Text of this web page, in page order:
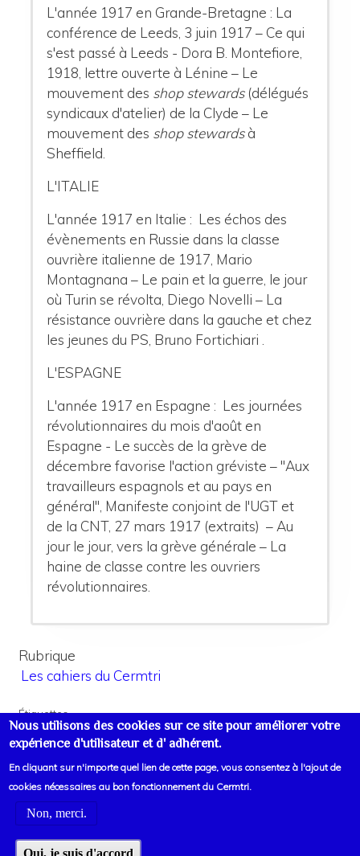
Nous utilisons des cookies sur ce site pour améliorer votre
expérience d'utilisateur et d' adhérent.
En cliquant sur n'importe quel lien de cette page, vous consentez à l'ajout de
cookies nécessaires au bon fonctionnement du Cermtri.
Non, merci.
Oui, je suis d'accord
L'année 1917 en Grande-Bretagne : La
conférence de Leeds, 3 juin 1917 – Ce qui
s'est passé à Leeds - Dora B. Montefiore,
1918, lettre ouverte à Lénine – Le
mouvement des shop stewards(délégués
syndicaux d'atelier) de la Clyde – Le
mouvement des shop stewardsà
Sheffield.
L'ITALIE
L'année 1917 en Italie : Les échos des
évènements en Russie dans la classe
ouvrière italienne de 1917, Mario
Montagnana – Le pain et la guerre, le jour
où Turin se révolta, Diego Novelli – La
résistance ouvrière dans la gauche et chez
les jeunes du PS, Bruno Fortichiari .
L'ESPAGNE
L'année 1917 en Espagne : Les journées
révolutionnaires du mois d'août en
Espagne - Le succès de la grève de
décembre favorise l'action gréviste – "Aux
travailleurs espagnols et au pays en
général", Manifeste conjoint de l'UGT et
de la CNT, 27 mars 1917 (extraits) – Au
jour le jour, vers la grève générale – La
haine de classe contre les ouvriers
révolutionnaires.
Rubrique
Les cahiers du Cermtri
Étiquettes
Europe
Guerres
Voir liens d'informations